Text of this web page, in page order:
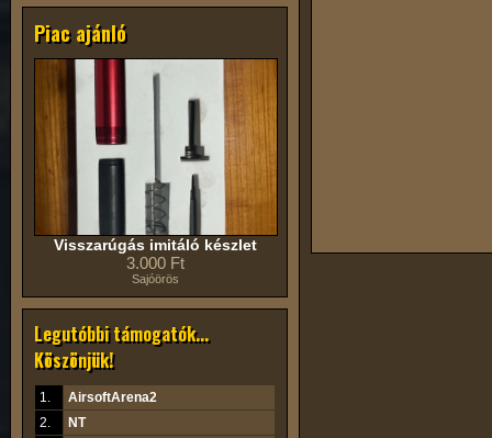
Piac ajánló
Visszarúgás imitáló készlet
3.000 Ft
Sajóörös
Legutóbbi támogatók...
Köszönjük!
1.
AirsoftArena2
2.
NT